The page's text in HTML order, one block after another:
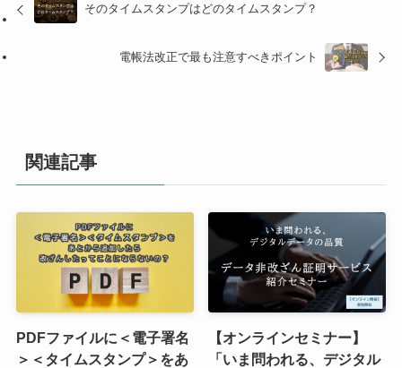
そのタイムスタンプはどのタイムスタンプ？
電帳法改正で最も注意すべきポイント
関連記事
PDFファイルに＜電子署名
＞＜タイムスタンプ＞をあ
【オンラインセミナー】
「いま問われる、デジタル